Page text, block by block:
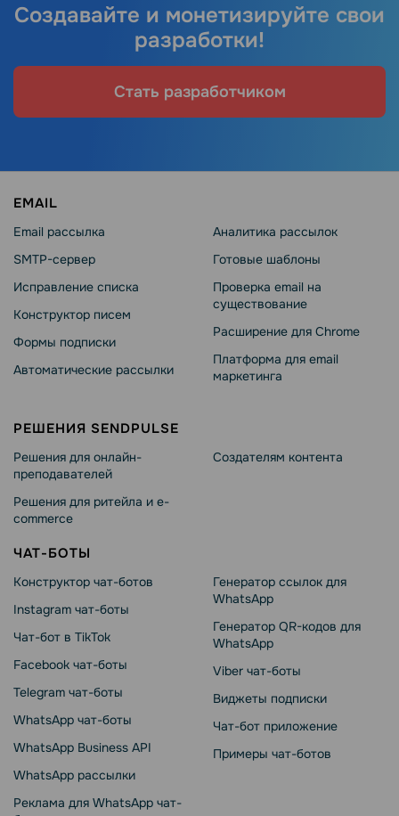
Создавайте и монетизируйте свои
разработки!
Стать разработчиком
EMAIL
Email рассылка
SMTP-сервер
Исправление списка
Конструктор писем
Формы подписки
Автоматические рассылки
Аналитика рассылок
Готовые шаблоны
Проверка email на
существование
Расширение для Chrome
Платформа для email
маркетинга
РЕШЕНИЯ SENDPULSE
Решения для онлайн-
преподавателей
Решения для ритейла и e-
commerce
Создателям контента
ЧАТ-БОТЫ
Конструктор чат-ботов
Instagram чат-боты
Чат-бот в TikTok
Facebook чат-боты
Telegram чат-боты
WhatsApp чат-боты
WhatsApp Business API
WhatsApp рассылки
Реклама для WhatsApp чат-
Генератор ссылок для
WhatsApp
Генератор QR-кодов для
WhatsApp
Viber чат-боты
Виджеты подписки
Чат-бот приложение
Примеры чат-ботов